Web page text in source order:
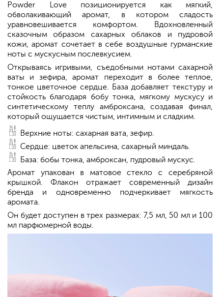
Powder Love позиционируется как мягкий,
обволакивающий аромат, в котором сладость
уравновешивается комфортом. Вдохновленный
сказочным образом сахарных облаков и пудровой
кожи, аромат сочетает в себе воздушные гурманские
ноты с мускусным послевкусием.
Открываясь игривыми, съедобными нотами сахарной
ваты и зефира, аромат переходит в более теплое,
тонкое цветочное сердце. База добавляет текстуру и
стойкость благодаря бобу тонка, мягкому мускусу и
синтетическому теплу амброксана, создавая финал,
который ощущается чистым, интимным и сладким.
Верхние ноты: сахарная вата, зефир.
Сердце: цветок апельсина, сахарный миндаль.
База: бобы тонка, амброксан, пудровый мускус.
Аромат упакован в матовое стекло с серебряной
крышкой. Флакон отражает современный дизайн
бренда и одновременно подчеркивает мягкость
аромата.
Он будет доступен в трех размерах: 7,5 мл, 50 мл и 100
мл парфюмерной воды.